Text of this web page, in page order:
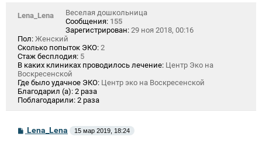
Lena_Lena
Веселая дошкольница
Сообщения: 155
Зарегистрирован: 29 ноя 2018, 00:16
Пол: Женский
Сколько попыток ЭКО: 2
Стаж бесплодия: 5
В каких клиниках проводилось лечение: Центр Эко на
Воскресенской
Где было удачное ЭКО: Центр эко на Воскресенской
Благодарил (а): 2 раза
Поблагодарили: 2 раза
СLena_Lena 15 мар 2019, 18:24